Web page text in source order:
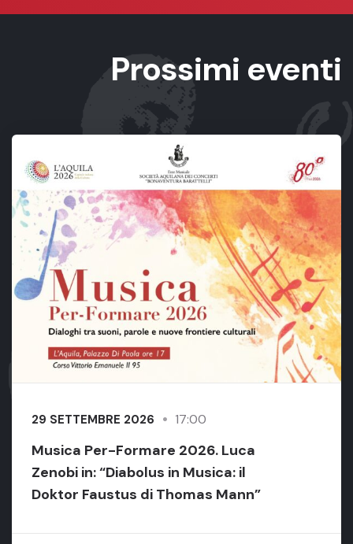
Prossimi eventi
29 SETTEMBRE 2026 17:00
Musica Per-Formare 2026. Luca
Zenobi in: “Diabolus in Musica: il
Doktor Faustus di Thomas Mann”